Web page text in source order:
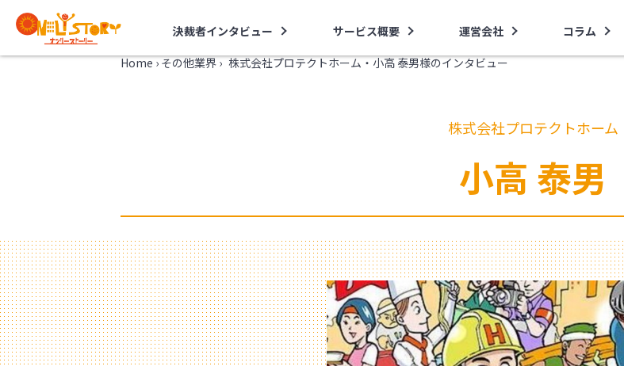
決裁者インタビュー サービス概要 運営会社 コラム
Home › その他業界 › 株式会社プロテクトホーム・小高 泰男様のインタビュー
株式会社プロテクトホーム
小高 泰男